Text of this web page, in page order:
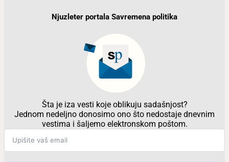
Njuzleter portala Savremena politika
Šta je iza vesti koje oblikuju sadašnjost?
Jednom nedeljno donosimo ono što nedostaje dnevnim
vestima i šaljemo elektronskom poštom.